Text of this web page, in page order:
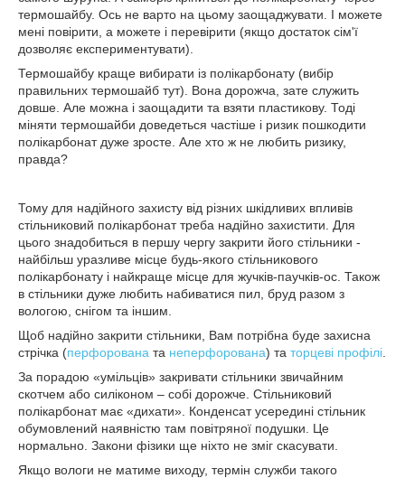
термошайбу. Ось не варто на цьому заощаджувати. І можете
мені повірити, а можете і перевірити (якщо достаток сім'ї
дозволяє експериментувати).
Термошайбу краще вибирати із полікарбонату (вибір
правильних термошайб тут). Вона дорожча, зате служить
довше. Але можна і заощадити та взяти пластикову. Тоді
міняти термошайби доведеться частіше і ризик пошкодити
полікарбонат дуже зросте. Але хто ж не любить ризику,
правда?
Тому для надійного захисту від різних шкідливих впливів
стільниковий полікарбонат треба надійно захистити. Для
цього знадобиться в першу чергу закрити його стільники -
найбільш уразливе місце будь-якого стільникового
полікарбонату і найкраще місце для жучків-паучків-ос. Також
в стільники дуже любить набиватися пил, бруд разом з
вологою, снігом та іншим.
Щоб надійно закрити стільники, Вам потрібна буде захисна
стрічка (перфорована та неперфорована) та торцеві профілі
За порадою «умільців» закривати стільники звичайним
скотчем або силіконом – собі дорожче. Стільниковий
полікарбонат має «дихати». Конденсат усередині стільник
обумовлений наявністю там повітряної подушки. Це
нормально. Закони фізики ще ніхто не зміг скасувати.
Якщо вологи не матиме виходу, термін служби такого